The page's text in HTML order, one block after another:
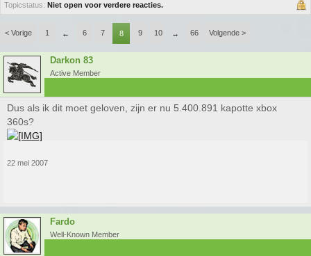
Topicstatus: Niet open voor verdere reacties.
< Vorige 1 ← 6 7 8 9 10 → 66 Volgende >
Darkon 83
Active Member
Dus als ik dit moet geloven, zijn er nu 5.400.891 kapotte xbox
360s?
22 mei 2007
Fardo
Well-Known Member